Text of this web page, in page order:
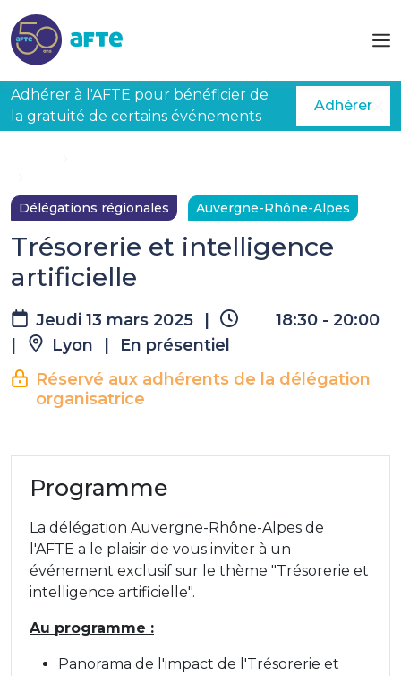
Adhérer à l'AFTE pour bénéficier de
la gratuité de certains événements
Adhérer
Délégations régionales
Auvergne-Rhône-Alpes
Trésorerie et intelligence
artificielle
Jeudi 13 mars 2025
18:30 - 20:00
Lyon
En présentiel
Réservé aux adhérents de la délégation
organisatrice
Programme
La délégation Auvergne-Rhône-Alpes de
l'AFTE a le plaisir de vous inviter à un
événement exclusif sur le thème "Trésorerie et
intelligence artificielle".
Au programme :
Panorama de l'impact de l'Trésorerie et